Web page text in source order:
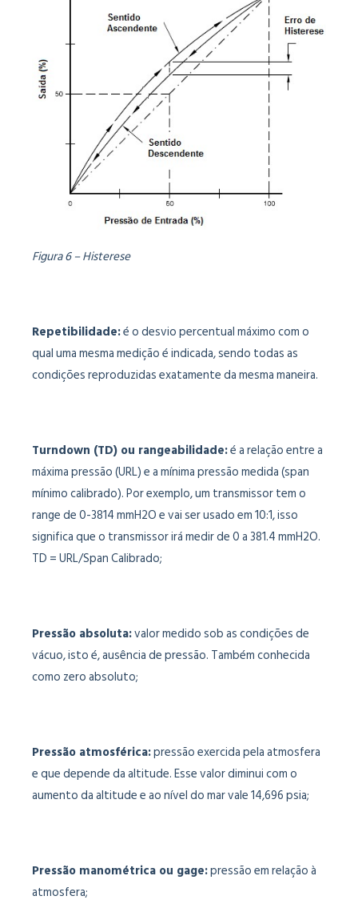
Figura 6 – Histerese
Repetibilidade:é o desvio percentual máximo com o
qual uma mesma medição é indicada, sendo todas as
condições reproduzidas exatamente da mesma maneira.
Turndown (TD) ou rangeabilidade:é a relação entre a
máxima pressão (URL) e a mínima pressão medida (span
mínimo calibrado). Por exemplo, um transmissor tem o
range de 0-3814 mmH2O e vai ser usado em 10:1, isso
significa que o transmissor irá medir de 0 a 381.4 mmH2O.
TD = URL/Span Calibrado;
Pressão absoluta:valor medido sob as condições de
vácuo, isto é, ausência de pressão. Também conhecida
como zero absoluto;
Pressão atmosférica:pressão exercida pela atmosfera
e que depende da altitude. Esse valor diminui com o
aumento da altitude e ao nível do mar vale 14,696 psia;
Pressão manométrica ou gage:pressão em relação à
atmosfera;